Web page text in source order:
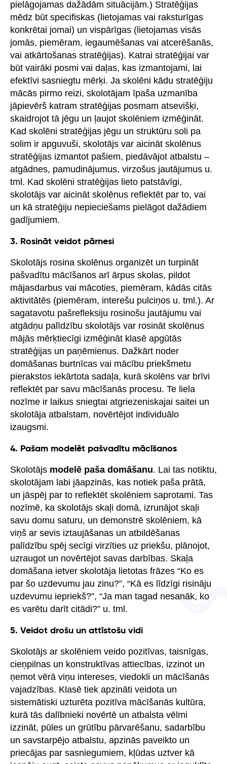
pielāgojamas dažādām situācijām.) Stratēģijas
mēdz būt specifiskas (lietojamas vai raksturīgas
konkrētai jomai) un vispārīgas (lietojamas visās
jomās, piemēram, iegaumēšanas vai atcerēšanās,
vai atkārtošanas stratēģijas). Katrai stratēģijai var
būt vairāki posmi vai daļas, kas izmantojami, lai
efektīvi sasniegtu mērķi. Ja skolēni kādu stratēģiju
mācās pirmo reizi, skolotājam īpaša uzmanība
jāpievērš katram stratēģijas posmam atsevišķi,
skaidrojot tā jēgu un ļaujot skolēniem izmēģināt.
Kad skolēni stratēģijas jēgu un struktūru soli pa
solim ir apguvuši, skolotājs var aicināt skolēnus
stratēģijas izmantot pašiem, piedāvājot atbalstu –
atgādnes, pamudinājumus, virzošus jautājumus u.
tml. Kad skolēni stratēģijas lieto patstāvīgi,
skolotājs var aicināt skolēnus reflektēt par to, vai
un kā stratēģiju nepieciešams pielāgot dažādiem
gadījumiem.
3. Rosināt veidot pārnesi
Skolotājs rosina skolēnus organizēt un turpināt
pašvadītu mācīšanos arī ārpus skolas, pildot
mājasdarbus vai mācoties, piemēram, kādās citās
aktivitātēs (piemēram, interešu pulciņos u. tml.). Ar
sagatavotu pašrefleksiju rosinošu jautājumu vai
atgādņu palīdzību skolotājs var rosināt skolēnus
mājās mērķtiecīgi izmēģināt klasē apgūtās
stratēģijas un paņēmienus. Dažkārt noder
domāšanas burtnīcas vai mācību priekšmetu
pierakstos iekārtota sadaļa, kurā skolēns var brīvi
reflektēt par savu mācīšanās procesu. Te liela
nozīme ir laikus sniegtai atgriezeniskajai saitei un
skolotāja atbalstam, novērtējot individuālo
izaugsmi.
4. Pašam modelēt pašvadītu mācīšanos
Skolotājs modelē paša domāšanu. Lai tas notiktu,
skolotājam labi jāapzinās, kas notiek paša prātā,
un jāspēj par to reflektēt skolēniem saprotami. Tas
nozīmē, ka skolotājs skaļi domā, izrunājot skaļi
savu domu saturu, un demonstrē skolēniem, kā
viņš ar sevis iztaujāšanas un atbildēšanas
palīdzību spēj secīgi virzīties uz priekšu, plānojot,
uzraugot un novērtējot savas darbības. Skaļa
domāšana ietver skolotāja lietotas frāzes “Ko es
par šo uzdevumu jau zinu?”, “Kā es līdzīgi risināju
uzdevumu iepriekš?”, “Ja man tagad nesanāk, ko
es varētu darīt citādi?” u. tml.
5. Veidot drošu un attīstošu vidi
Skolotājs ar skolēniem veido pozitīvas, taisnīgas,
cieņpilnas un konstruktīvas attiecības, izzinot un
ņemot vērā viņu intereses, viedokli un mācīšanās
vajadzības. Klasē tiek apzināti veidota un
sistemātiski uzturēta pozitīva mācīšanās kultūra,
kurā tās dalībnieki novērtē un atbalsta vēlmi
izzināt, pūles un grūtību pārvarēšanu, sadarbību
un savstarpējo atbalstu, apzinās paveikto un
priecājas par sasniegumiem, kļūdas uztver kā